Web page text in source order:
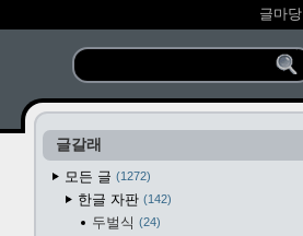
글마당
글갈래
모든 글
1272
한글 자판 142
두벌식 24